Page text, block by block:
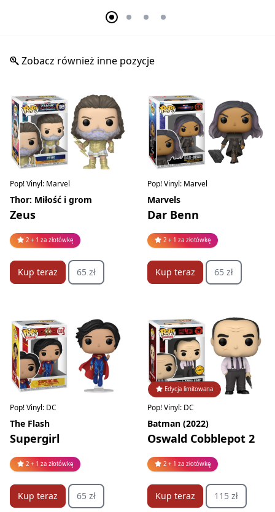
Zobacz również inne pozycje
Pop! Vinyl: Marvel
Thor: Miłość i grom
Zeus
2 + 1 za złotówkę
Kup teraz 65 zł
Pop! Vinyl: Marvel
Marvels
Dar Benn
2 + 1 za złotówkę
Kup teraz 65 zł
Pop! Vinyl: DC
The Flash
Supergirl
2 + 1 za złotówkę
Kup teraz 65 zł
Edycja limitowana
Pop! Vinyl: DC
Batman (2022)
Oswald Cobblepot 2
2 + 1 za złotówkę
Kup teraz 115 zł